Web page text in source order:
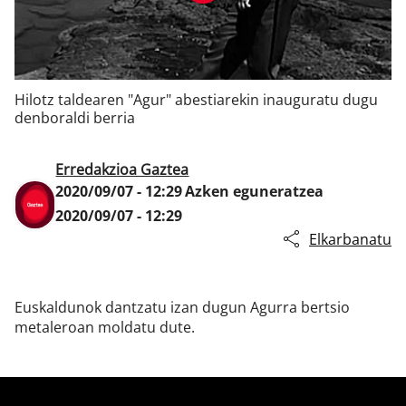
Klisk
Hilotz taldearen "Agur" abestiarekin inauguratu dugu
denboraldi berria
Erredakzioa Gaztea
2020/09/07 - 12:29Azken eguneratzea
2020/09/07 - 12:29
Elkarbanatu
Euskaldunok dantzatu izan dugun Agurra bertsio
metaleroan moldatu dute.